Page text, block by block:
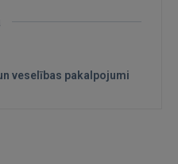
veselības pakalpojumi